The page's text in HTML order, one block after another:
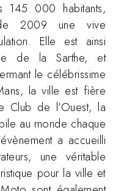
145 000 habitants,
2009 une vive
Elle est ainsi
de la Sarthe, et
le célébrissime
la ville est fière
Club de l’Ouest, la
au monde chaque
a accueilli
une véritable
pour la ville et